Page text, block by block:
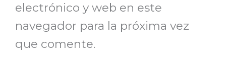
electrónico y web en este
navegador para la próxima vez
que comente.